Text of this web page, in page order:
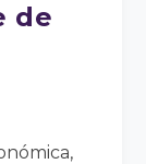
de